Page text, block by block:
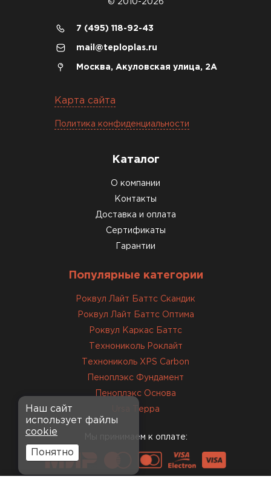
© 2010-2026
7 (495) 118-92-43
mail@teploplas.ru
Москва, Акуловская улица, 2А
Карта сайта
Политика конфиденциальности
Каталог
О компании
Контакты
Доставка и оплата
Сертификаты
Гарантии
Популярные категории
Роквул Лайт Баттс Скандик
Роквул Лайт Баттс Оптима
Роквул Каркас Баттс
Технониколь Роклайт
Технониколь XPS Carbon
Пеноплэкс Фундамент
Пеноплэкс Основа
Ursa Терра
Мы принимаем к оплате:
Наш сайт
использует файлы
cookie
Понятно